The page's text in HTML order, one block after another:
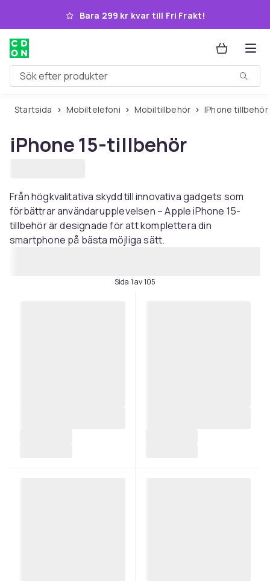
Hoppa till huvudinnehållet
Bara 299 kr kvar till Fri Frakt!
Sök efter produkter
Startsida Mobiltelefoni Mobiltillbehör iPhone tillbehör
iPhone 15-tillbehör
Från högkvalitativa skydd till innovativa gadgets som
förbättrar användarupplevelsen – Apple iPhone 15-
tillbehör är designade för att komplettera din
smartphone på bästa möjliga sätt.
Sida 1 av 105